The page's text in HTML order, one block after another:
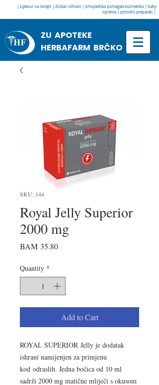
| Lijekovi na recept | dodaci ishrani | ortopedska pomagala kozmetika | baby
oprema | prirodni preparati |
ZU APOTEKE
HERBAFARM BRČKO
SKU: 144
Royal Jelly Superior
2000 mg
BAM 35.80Price
Quantity *
Add to Cart
ROYAL SUPERIOR Jelly je dodatak
ishrani namijenjen za primjenu
kod odraslih. Jedna bočica od 10 ml
sadrži 2000 mg matične mliječi s okusom